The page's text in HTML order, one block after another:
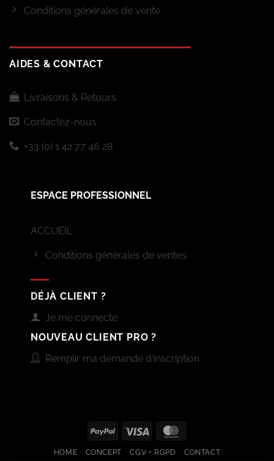
Conditions générales de vente
AIDES & CONTACT
Livraisons & Retours
Contactez-nous
+33 (0) 1 42 77 46 28
ESPACE PROFESSIONNEL
ACCUEIL
Conditions générales de ventes
DÉJÀ CLIENT ?
Je me connecte
NOUVEAU CLIENT PRO ?
Remplir ma demande d'inscription
PayPal Visa
HOME CONCEPT CGV + RGPD CONTACT